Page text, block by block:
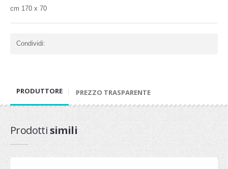
cm 170 x 70
Condividi:
PRODUTTORE PREZZO TRASPARENTE
Prodottisimili